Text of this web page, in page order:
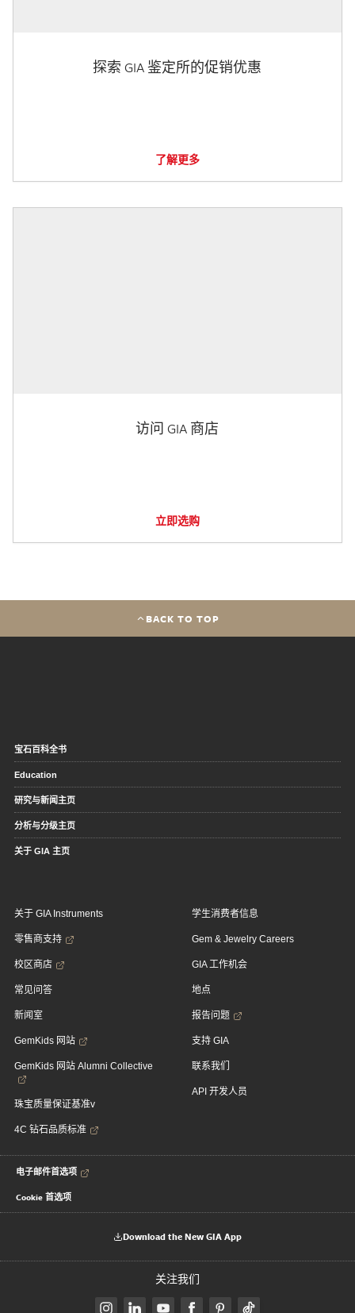
探索 GIA 鉴定所的促销优惠
了解更多
访问 GIA 商店
立即选购
BACK TO TOP
宝石百科全书
Education
研究与新闻主页
分析与分级主页
关于 GIA 主页
关于 GIA Instruments
零售商支持
校区商店
常见问答
新闻室
GemKids 网站
GemKids 网站 Alumni Collective
珠宝质量保证基准v
4C 钻石品质标准
学生消费者信息
Gem & Jewelry Careers
GIA 工作机会
地点
报告问题
支持 GIA
联系我们
API 开发人员
电子邮件首选项
Cookie 首选项
Download the New GIA App
关注我们